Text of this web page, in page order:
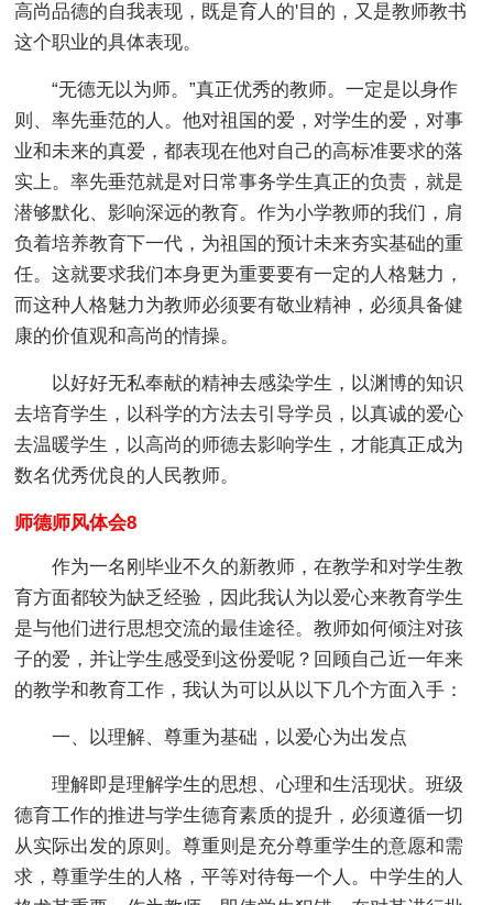
高尚品德的自我表现，既是育人的'目的，又是教师教书
这个职业的具体表现。
“无德无以为师。”真正优秀的教师。一定是以身作
则、率先垂范的人。他对祖国的爱，对学生的爱，对事
业和未来的真爱，都表现在他对自己的高标准要求的落
实上。率先垂范就是对日常事务学生真正的负责，就是
潜够默化、影响深远的教育。作为小学教师的我们，肩
负着培养教育下一代，为祖国的预计未来夯实基础的重
任。这就要求我们本身更为重要要有一定的人格魅力，
而这种人格魅力为教师必须要有敬业精神，必须具备健
康的价值观和高尚的情操。
以好好无私奉献的精神去感染学生，以渊博的知识
去培育学生，以科学的方法去引导学员，以真诚的爱心
去温暖学生，以高尚的师德去影响学生，才能真正成为
数名优秀优良的人民教师。
师德师风体会8
作为一名刚毕业不久的新教师，在教学和对学生教
育方面都较为缺乏经验，因此我认为以爱心来教育学生
是与他们进行思想交流的最佳途径。教师如何倾注对孩
子的爱，并让学生感受到这份爱呢？回顾自己近一年来
的教学和教育工作，我认为可以从以下几个方面入手：
一、以理解、尊重为基础，以爱心为出发点
理解即是理解学生的思想、心理和生活现状。班级
德育工作的推进与学生德育素质的提升，必须遵循一切
从实际出发的原则。尊重则是充分尊重学生的意愿和需
求，尊重学生的人格，平等对待每一个人。中学生的人